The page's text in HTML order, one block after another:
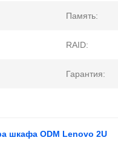
Память:
RAID:
Гарантия:
шкафа ODM Lenovo 2U